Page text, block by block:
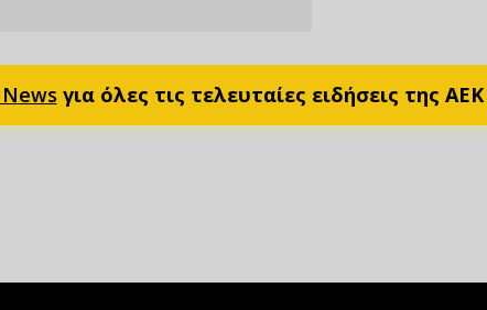
για όλες τις τελευταίες ειδήσεις της ΑΕΚ